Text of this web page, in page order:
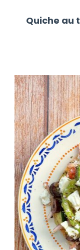
Quiche au